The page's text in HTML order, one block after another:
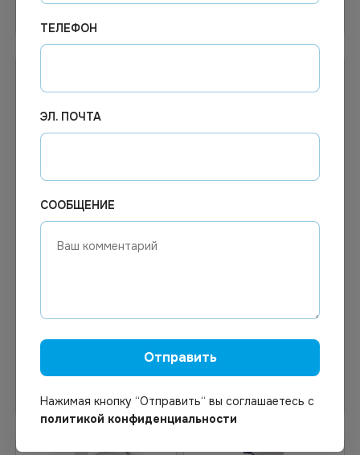
обивки мебели и ковров
распылителем *12
ТЕЛЕФОН
ЭЛ. ПОЧТА
СООБЩЕНИЕ
Отправить
Нажимая кнопку “Отправить“ вы соглашаетесь с
политикой конфиденциальности